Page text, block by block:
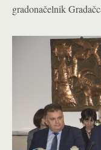
gradonačelnik